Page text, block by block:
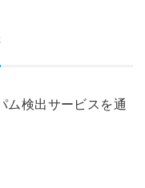
ム検出サービスを通